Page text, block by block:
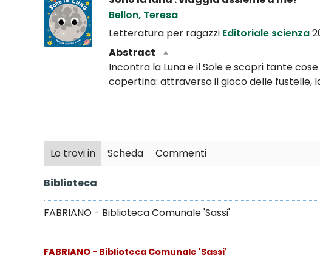
del
documento
Bellon, Teresa
Letteratura per ragazzi Editoriale scienza
Abstract
Incontra la Luna e il Sole e scopri tante
copertina: attraverso il gioco delle fustelle,
Lo trovi in Scheda Commenti
Biblioteca
FABRIANO - Biblioteca Comunale 'Sassi'
FABRIANO - Biblioteca Comunale 'Sassi'